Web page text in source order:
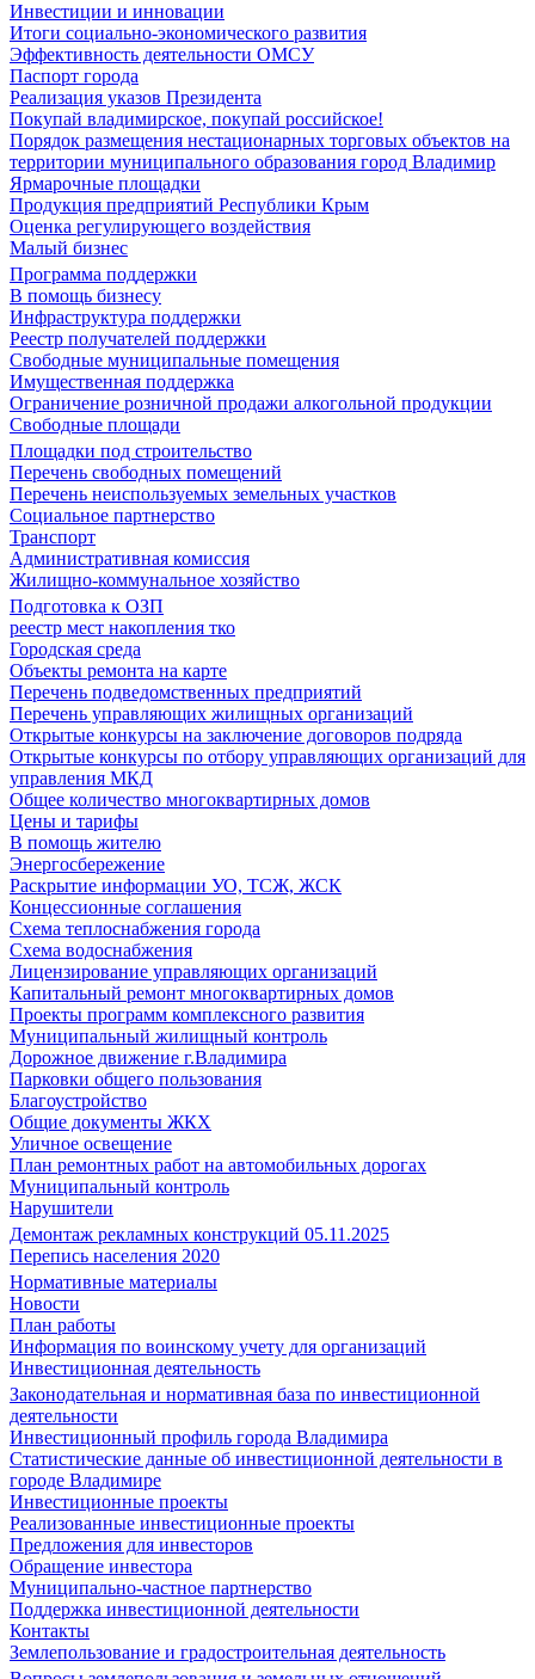
Инвестиции и инновации
Итоги социально-экономического развития
Эффективность деятельности ОМСУ
Паспорт города
Реализация указов Президента
Покупай владимирское, покупай российское!
Порядок размещения нестационарных торговых объектов на
территории муниципального образования город Владимир
Ярмарочные площадки
Продукция предприятий Республики Крым
Оценка регулирующего воздействия
Малый бизнес
Программа поддержки
В помощь бизнесу
Инфраструктура поддержки
Реестр получателей поддержки
Свободные муниципальные помещения
Имущественная поддержка
Ограничение розничной продажи алкогольной продукции
Свободные площади
Площадки под строительство
Перечень свободных помещений
Перечень неиспользуемых земельных участков
Социальное партнерство
Транспорт
Административная комиссия
Жилищно-коммунальное хозяйство
Подготовка к ОЗП
реестр мест накопления тко
Городская среда
Объекты ремонта на карте
Перечень подведомственных предприятий
Перечень управляющих жилищных организаций
Открытые конкурсы на заключение договоров подряда
Открытые конкурсы по отбору управляющих организаций для
управления МКД
Общее количество многоквартирных домов
Цены и тарифы
В помощь жителю
Энергосбережение
Раскрытие информации УО, ТСЖ, ЖСК
Концессионные соглашения
Схема теплоснабжения города
Схема водоснабжения
Лицензирование управляющих организаций
Капитальный ремонт многоквартирных домов
Проекты программ комплексного развития
Муниципальный жилищный контроль
Дорожное движение г.Владимира
Парковки общего пользования
Благоустройство
Общие документы ЖКХ
Уличное освещение
План ремонтных работ на автомобильных дорогах
Муниципальный контроль
Нарушители
Демонтаж рекламных конструкций 05.11.2025
Перепись населения 2020
Нормативные материалы
Новости
План работы
Информация по воинскому учету для организаций
Инвестиционная деятельность
Законодательная и нормативная база по инвестиционной
деятельности
Инвестиционный профиль города Владимира
Статистические данные об инвестиционной деятельности в
городе Владимире
Инвестиционные проекты
Реализованные инвестиционные проекты
Предложения для инвесторов
Обращение инвестора
Муниципально-частное партнерство
Поддержка инвестиционной деятельности
Контакты
Землепользование и градостроительная деятельность